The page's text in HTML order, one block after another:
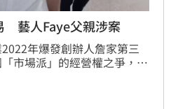
藝人Faye父親涉案
年爆發創辦人詹家第三
市場派」的經營權之爭，泰
大缺失，但不僅如此，台北